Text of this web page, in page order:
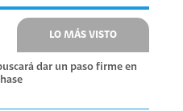
LO MÁS VISTO
dar un paso firme en